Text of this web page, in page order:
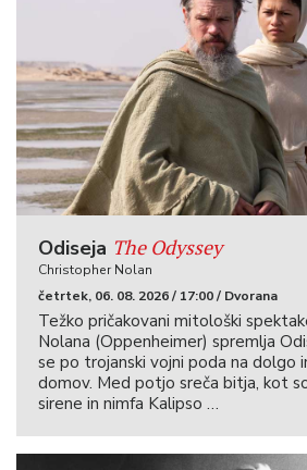
Odiseja The Odyssey
Christopher Nolan
četrtek, 06. 08. 2026 / 17:00 / Dvorana
Težko pričakovani mitološki
Nolana (Oppenheimer) spremlja
se po trojanski vojni poda na dolgo
domov. Med potjo sreča bitja, kot
sirene in nimfa Kalipso …